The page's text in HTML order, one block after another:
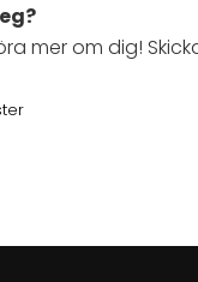
mer om dig!